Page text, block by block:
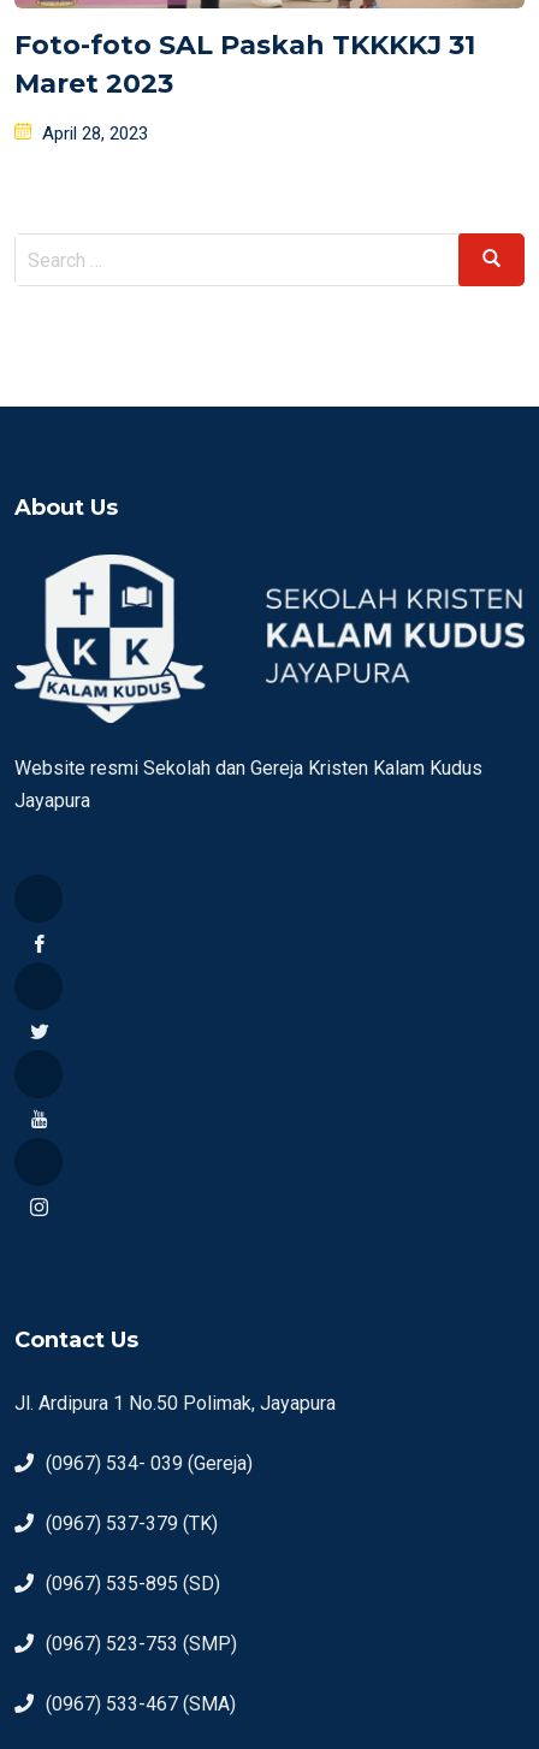
Foto-foto SAL Paskah TKKKKJ 31
Maret 2023
Posted
April 28, 2023
Search
for:
Search
About Us
Website resmi Sekolah dan Gereja Kristen Kalam Kudus
Jayapura
Contact Us
Jl. Ardipura 1 No.50 Polimak, Jayapura
(0967) 534- 039 (Gereja)
(0967) 537-379 (TK)
(0967) 535-895 (SD)
(0967) 523-753 (SMP)
(0967) 533-467 (SMA)